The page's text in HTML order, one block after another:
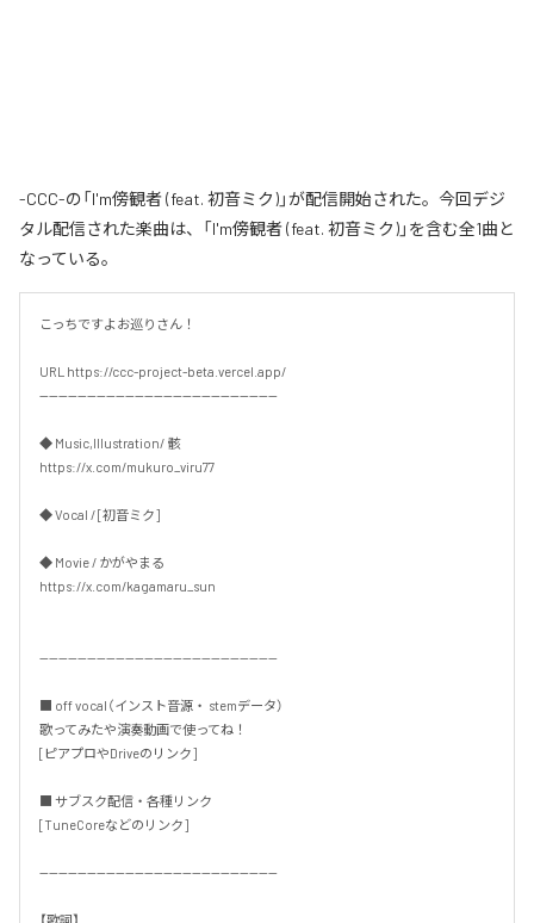
-CCC-の「I'm傍観者 (feat. 初音ミク)」が配信開始された。今回デジ
タル配信された楽曲は、「I'm傍観者 (feat. 初音ミク)」を含む全1曲と
なっている。
こっちですよお巡りさん！
URL https://ccc-project-beta.vercel.app/
--------------------------------------------------
◆ Music,Illustration/ 骸
https://x.com/mukuro_viru77
◆ Vocal / [初音ミク]
◆ Movie / かがやまる
https://x.com/kagamaru_sun
--------------------------------------------------
■ off vocal（インスト音源・ stemデータ）
歌ってみたや演奏動画で使ってね！
[ピアプロやDriveのリンク]
■ サブスク配信・各種リンク
[TuneCoreなどのリンク]
--------------------------------------------------
【歌詞】